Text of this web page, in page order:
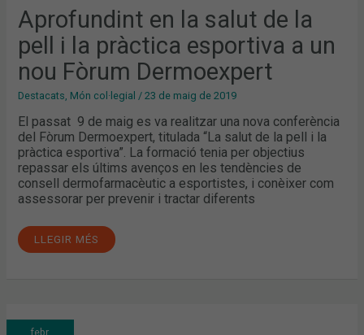
Aprofundint en la salut de la
pell i la pràctica esportiva a un
nou Fòrum Dermoexpert
Destacats, Món col·legial /23 de maig de 2019
El passat 9 de maig es va realitzar una nova conferència
del Fòrum Dermoexpert, titulada “La salut de la pell i la
pràctica esportiva”. La formació tenia per objectius
repassar els últims avenços en les tendències de
consell dermofarmacèutic a esportistes, i conèixer com
assessorar per prevenir i tractar diferents
PRÀCTICA
ESPORTIVA
A
UN
FÒRUM
DERMOEXPERT
LLEGIR MÉS
febr.
AVANÇANT